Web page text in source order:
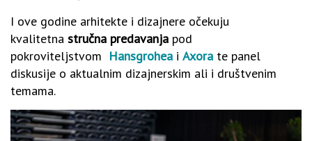
I ove godine arhitekte i dizajnere očekuju
kvalitetna stručna predavanja pod
pokroviteljstvom Hansgrohea i Axora te panel
diskusije o aktualnim dizajnerskim ali i društvenim
temama.